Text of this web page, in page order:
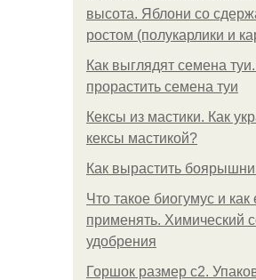
высота. Яблони со
ростом (полукарлики и
Как выглядят семена
прорастить семена туи
Кексы из мастики. Как
кексы мастикой?
Как вырастить
Что такое биогумус и как
применять. Химический
удобрения
Горшок размер с2.